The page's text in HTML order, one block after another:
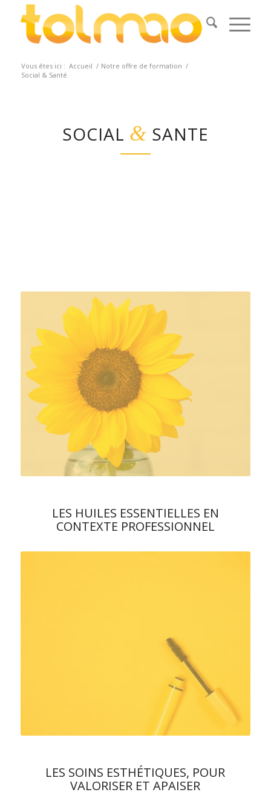
Vous êtes ici : Accueil / Notre offre de formation /
Social & Santé
SOCIAL & SANTE
LES HUILES ESSENTIELLES EN
CONTEXTE PROFESSIONNEL
LES SOINS ESTHÉTIQUES, POUR
VALORISER ET APAISER